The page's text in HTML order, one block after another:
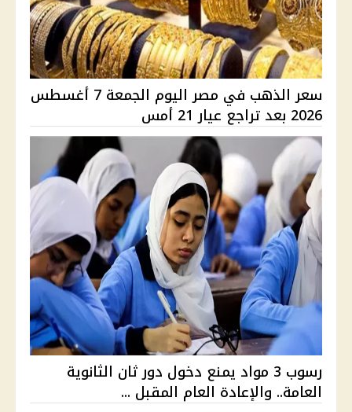
سعر الذهب في مصر اليوم الجمعة 7 أغسطس
2026 بعد تراجع عيار 21 أمس
رسوب 3 مواد يمنع دخول دور ثان الثانوية
العامة.. والإعادة العام المقبل ...